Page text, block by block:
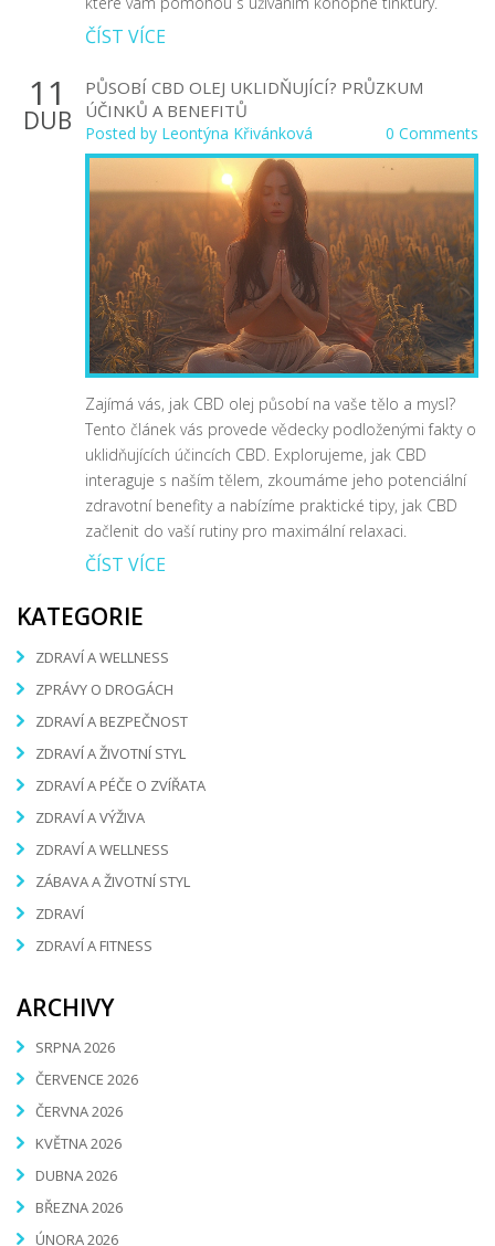
ČÍST VÍCE
11
DUB
PŮSOBÍ CBD OLEJ UKLIDŇUJÍCÍ? PRŮZKUM
ÚČINKŮ A BENEFITŮ
Posted by Leontýna Křivánková 0 Comments
Zajímá vás, jak CBD olej působí na vaše tělo a mysl?
Tento článek vás provede vědecky podloženými fakty o
uklidňujících účincích CBD. Explorujeme, jak CBD
interaguje s naším tělem, zkoumáme jeho potenciální
zdravotní benefity a nabízíme praktické tipy, jak CBD
začlenit do vaší rutiny pro maximální relaxaci.
ČÍST VÍCE
KATEGORIE
ZDRAVÍ A WELLNESS
ZPRÁVY O DROGÁCH
ZDRAVÍ A BEZPEČNOST
ZDRAVÍ A ŽIVOTNÍ STYL
ZDRAVÍ A PÉČE O ZVÍŘATA
ZDRAVÍ A VÝŽIVA
ZDRAVÍ A WELLNESS
ZÁBAVA A ŽIVOTNÍ STYL
ZDRAVÍ
ZDRAVÍ A FITNESS
ARCHIVY
SRPNA 2026
ČERVENCE 2026
ČERVNA 2026
KVĚTNA 2026
DUBNA 2026
BŘEZNA 2026
ÚNORA 2026